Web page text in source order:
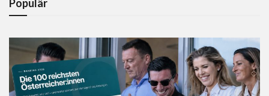
Populär